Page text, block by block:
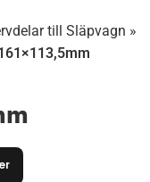
till Släpvagn »